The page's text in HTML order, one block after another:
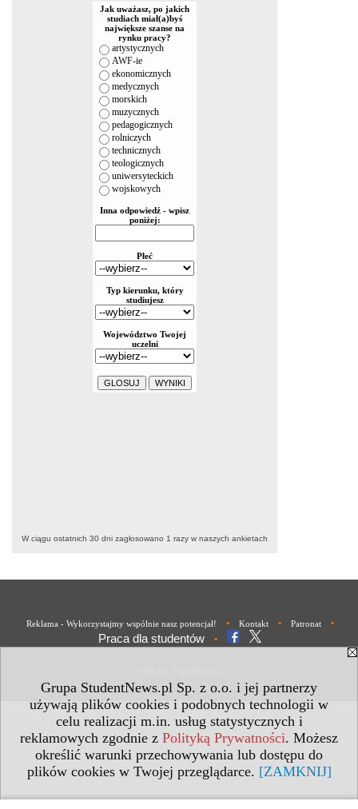
Grupa StudentNews.pl Sp. z o.o. i jej partnerzy
używają plików cookies i podobnych technologii w
celu realizacji m.in. usług statystycznych i
reklamowych zgodnie z Polityką Prywatności. Możesz
określić warunki przechowywania lub dostępu do
plików cookies w Twojej przeglądarce. [ZAMKNIJ]
W ciągu ostatnich 30 dni zagłosowano 1 razy w naszych ankietach
Reklama - Wykorzystajmy wspólnie nasz potencjał! • Kontakt • Patronat •
Praca dla studentów •